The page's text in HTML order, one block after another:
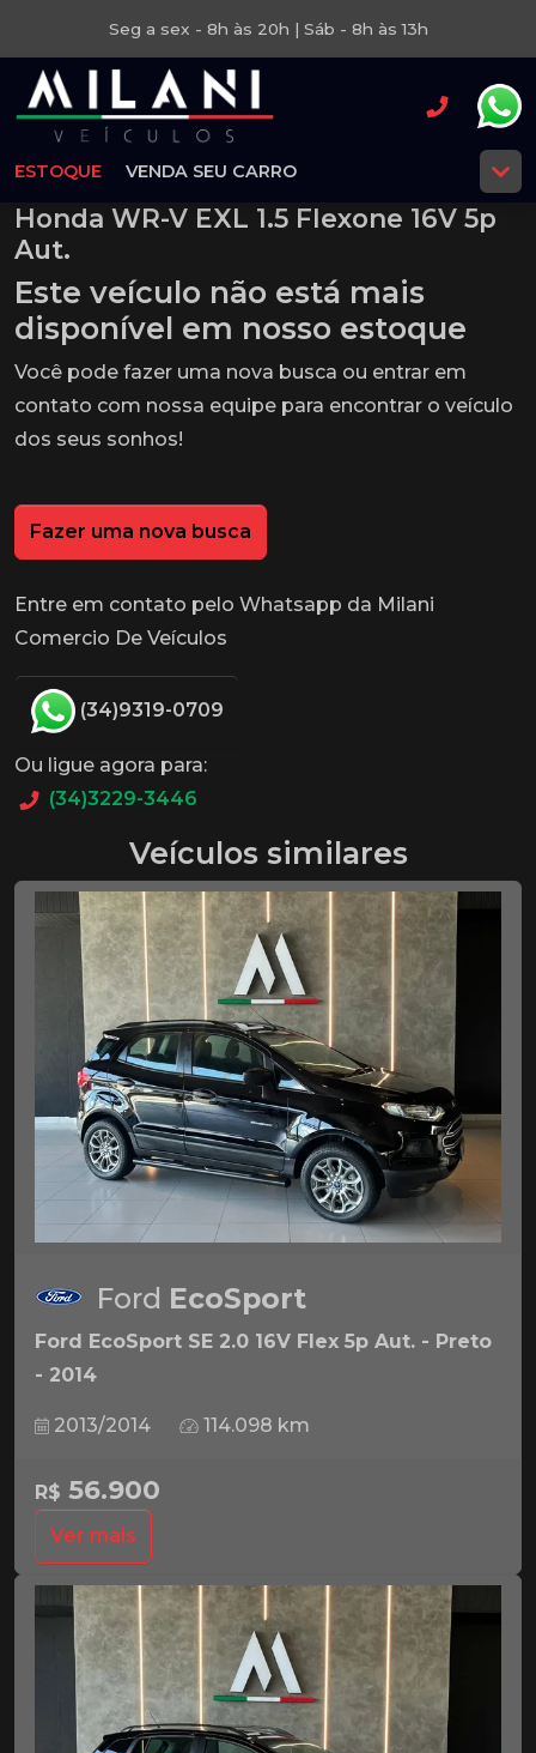
Seg a sex - 8h às 20h | Sáb - 8h às 13h
ESTOQUE VENDA SEU CARRO
Honda WR-V EXL 1.5 Flexone 16V 5p
Aut.
Este veículo não está mais
disponível em nosso estoque
Você pode fazer uma nova busca ou entrar em
contato com nossa equipe para encontrar o veículo
dos seus sonhos!
Fazer uma nova busca
Entre em contato pelo Whatsapp da Milani
Comercio De Veículos
(34)9319-0709
Ou ligue agora para:
(34)3229-3446
Veículos similares
Ford EcoSport
Ford EcoSport SE 2.0 16V Flex 5p Aut. - Preto
- 2014
2013/2014 114.098 km
R$ 56.900
Ver mais